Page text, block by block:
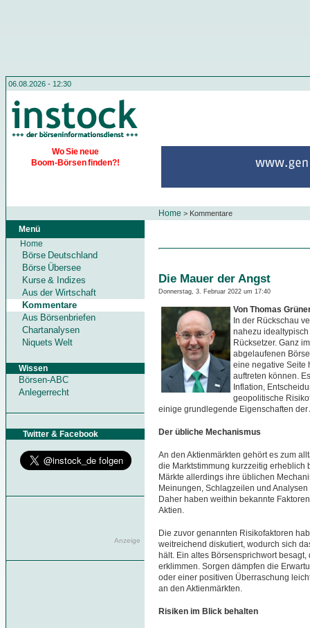
06.08.2026 - 12:30
Wo Sie neue
Boom-Börsen finden?!
Home > Kommentare
Menü
Home
Börse Deutschland
Börse Übersee
Kurse & Indizes
Aus der Wirtschaft
Kommentare
Aus Börsenbriefen
Chartanalysen
Niquets Welt
Wissen
Börsen-ABC
Anlegerrecht
Twitter & Facebook
Anzeige
Die Mauer der Angst
Donnerstag, 3. Februar 2022 um 17:40
Von Thomas
In der Rückschau
nahezu
Rücksetzer. Ganz
abgelaufenen
eine negative Seite
auftreten können.
Inflation,
geopolitische
einige grundlegende Eigenschaften
Der übliche Mechanismus
An den Aktienmärkten gehört es zum
die Marktstimmung kurzzeitig erheblich
Märkte allerdings ihre üblichen
Meinungen, Schlagzeilen und
Daher haben weithin bekannte
Aktien.
Die zuvor genannten Risikofaktoren
weitreichend diskutiert, wodurch sich
hält. Ein altes Börsensprichwort
erklimmen. Sorgen dämpfen die
oder einer positiven Überraschung
an den Aktienmärkten.
Risiken im Blick behalten